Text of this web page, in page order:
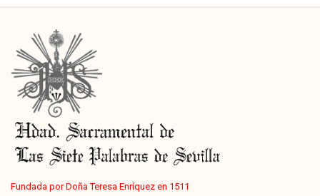
Fundada por Doña Teresa Enríquez en 1511